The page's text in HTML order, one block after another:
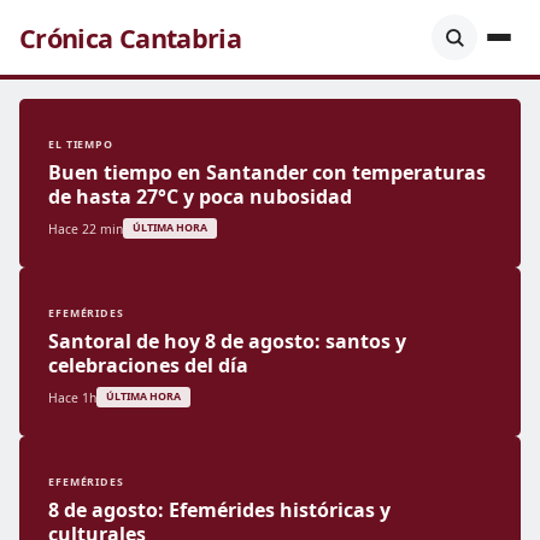
Crónica Cantabria
EL TIEMPO
Buen tiempo en Santander con temperaturas
de hasta 27°C y poca nubosidad
Hace 22 min ÚLTIMA HORA
EFEMÉRIDES
Santoral de hoy 8 de agosto: santos y
celebraciones del día
Hace 1h ÚLTIMA HORA
EFEMÉRIDES
8 de agosto: Efemérides históricas y
culturales